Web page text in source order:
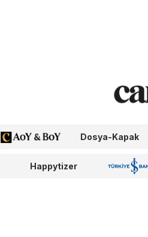
AoY/BoY Dosya-Kapak
Happytizer İş Bankası